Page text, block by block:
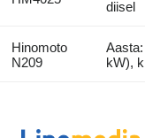
diisel
Hinomoto
N209
kW),